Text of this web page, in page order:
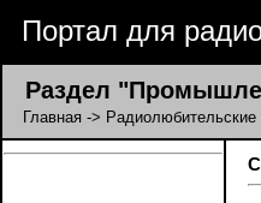
Портал для
Раздел
Главная ->